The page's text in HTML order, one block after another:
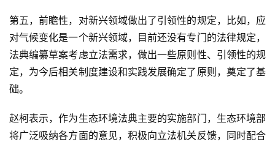
第五，前瞻性，对新兴领域做出了引领性的规定，比如，应
对气候变化是一个新兴领域，目前还没有专门的法律规定，
法典编纂草案考虑立法需求，做出一些原则性、引领性的规
定，为今后相关制度建设和实践发展确定了原则，奠定了基
础。
赵柯表示，作为生态环境法典主要的实施部门，生态环境部
将广泛吸纳各方面的意见，积极向立法机关反馈，同时配合